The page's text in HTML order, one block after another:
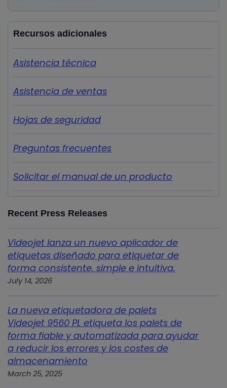
Recursos adicionales
Asistencia técnica
Asistencia de ventas
Hojas de seguridad
Preguntas frecuentes
Solicitar el manual de un producto
Recent Press Releases
Videojet lanza un nuevo aplicador de
etiquetas diseñado para etiquetar de
forma consistente, simple e intuitiva.
July 14, 2026
La nueva etiquetadora de palets
Videojet 9560 PL etiqueta los palets de
forma fiable y automatizada para ayudar
a reducir los errores y los costes de
almacenamiento
March 25, 2025